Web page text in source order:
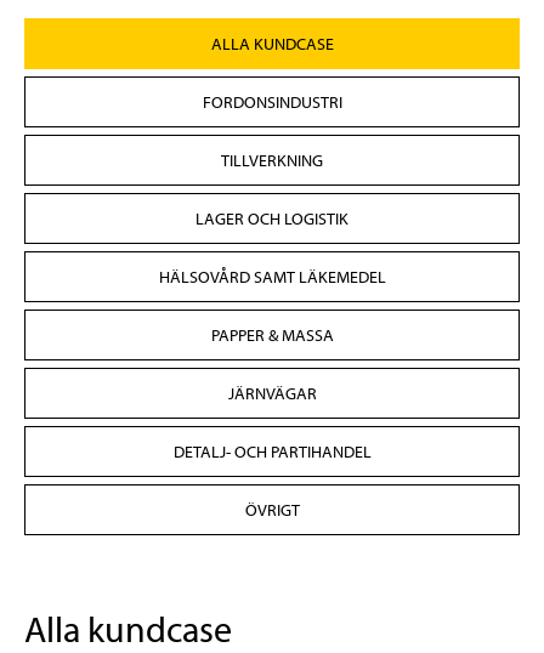
ALLA KUNDCASE
FORDONSINDUSTRI
TILLVERKNING
LAGER OCH LOGISTIK
HÄLSOVÅRD SAMT LÄKEMEDEL
PAPPER & MASSA
JÄRNVÄGAR
DETALJ- OCH PARTIHANDEL
ÖVRIGT
Alla kundcase